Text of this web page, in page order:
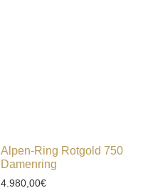
Alpen-Ring Rotgold 750
Damenring
4.980,00€